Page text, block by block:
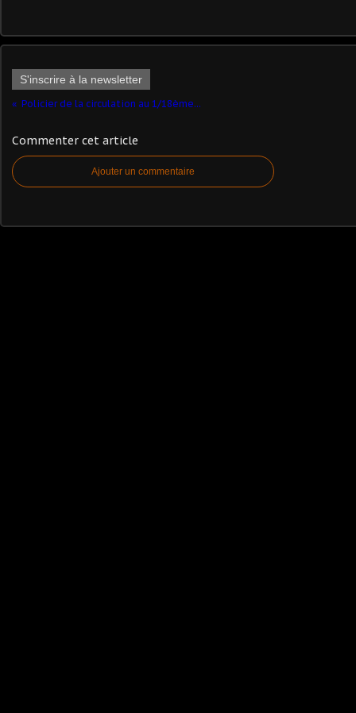
S'inscrire à la newsletter
Policier de la circulation au 1/18ème...
Commenter cet article
Ajouter un commentaire